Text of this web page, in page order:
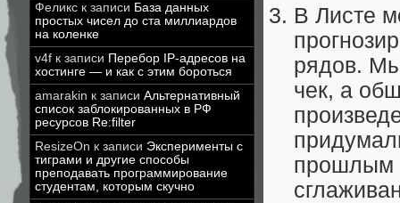
Феликс к записи База данных
простых чисел до ста миллиардов
на коленке
v4f к записи Перебор IP-адресов на
хостинге — и как с этим бороться
amarakin к записи Альтернативный
список заблокированных в РФ
ресурсов Re:filter
ResizeOn к записи Эксперименты с
тиграми и другие способы
преподавать программирование
студентам, которым скучно
В Листе
рядов.
чек, а
прошлым